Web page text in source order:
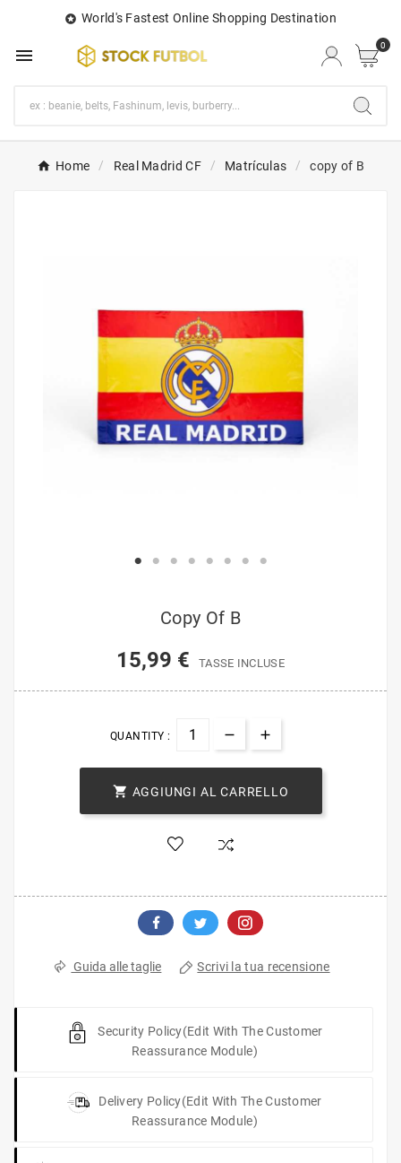
 World's Fastest Online Shopping Destination
 0
Home Real Madrid CF Matrículas copy of B
Copy Of B
15,99 € TASSE INCLUSE
QUANTITY :
 AGGIUNGI AL CARRELLO
Guida alle taglie Scrivi la tua recensione
Security Policy(edit With The Customer
Reassurance Module)
Delivery Policy(edit With The Customer
Reassurance Module)